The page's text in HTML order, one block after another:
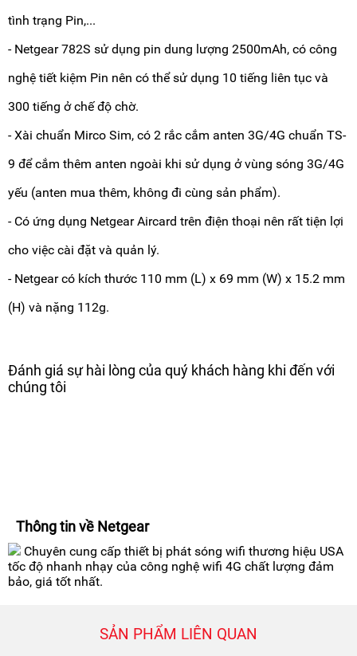
tình trạng Pin,...
- Netgear 782S sử dụng pin dung lượng 2500mAh, có công
nghệ tiết kiệm Pin nên có thể sử dụng 10 tiếng liên tục và
300 tiếng ở chế độ chờ.
- Xài chuẩn Mirco Sim, có 2 rắc cắm anten 3G/4G chuẩn TS-
9 để cắm thêm anten ngoài khi sử dụng ở vùng sóng 3G/4G
yếu (anten mua thêm, không đi cùng sản phẩm).
- Có ứng dụng Netgear Aircard trên điện thoại nên rất tiện lợi
cho việc cài đặt và quản lý.
- Netgear có kích thước 110 mm (L) x 69 mm (W) x 15.2 mm
(H) và nặng 112g.
Đánh giá sự hài lòng của quý khách hàng khi đến với
chúng tôi
Thông tin về Netgear
Chuyên cung cấp thiết bị phát sóng wifi thương hiệu USA
tốc độ nhanh nhạy của công nghệ wifi 4G chất lượng đảm
bảo, giá tốt nhất.
SẢN PHẨM LIÊN QUAN